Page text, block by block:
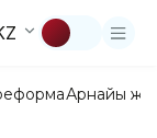
Арнайы